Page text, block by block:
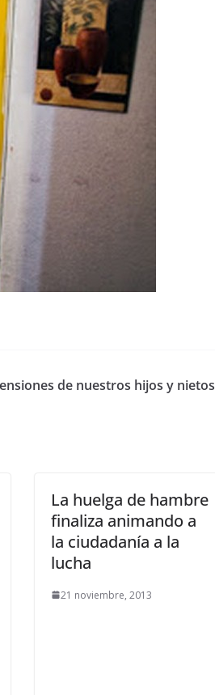
de nuestros hijos y nietos
La huelga de hambre
finaliza animando a
la ciudadanía a la
lucha
21 noviembre, 2013